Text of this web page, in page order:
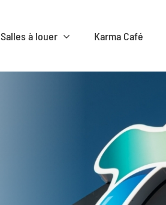
Salles à louer Karma Café